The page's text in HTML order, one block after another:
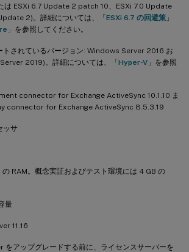
は ESXi 6.7 Update 2 patch 10、ESXi 7.0 Update
2)。詳細については、「ESXi 6.7 の回避策 」
」を参照してください。
トされているバージョン: Windows Server 2016 お
2019)。詳細については、「Hyper-V 」を参照
connector for Exchange ActiveSync 10.1.10 ま
connector for Exchange ActiveSync 8.5.3.19
ッサ
RAM。概念実証およびテスト環境には 4 GB の
量
11.16
をアップグレードする前に、ライセンスサーバーを